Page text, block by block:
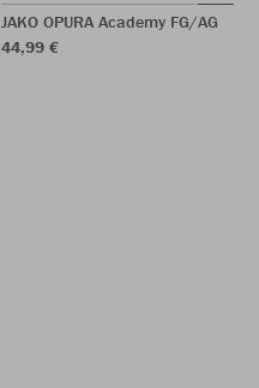
JAKO OPURA Academy FG/AG
44,99 €